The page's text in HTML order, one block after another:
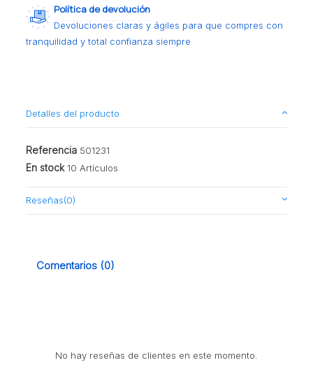
Política de devolución
Devoluciones claras y ágiles para que compres con
tranquilidad y total confianza siempre
Detalles del producto
Referencia 501231
En stock 10 Artículos
Reseñas(0)
Comentarios (0)
No hay reseñas de clientes en este momento.